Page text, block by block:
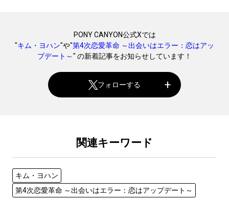
PONY CANYON公式Xでは
"キム・ヨハン"や"第4次恋愛革命 ～出会いはエラー：恋はアッ
プデート～" の新着記事をお知らせしています！
フォローする
関連キーワード
キム・ヨハン
第4次恋愛革命 ～出会いはエラー：恋はアップデート～